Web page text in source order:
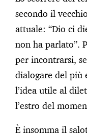
secondo il
attuale: “Dio ci
non ha parlato”.
per incontrarsi,
dialogare del più
l’idea utile al
l’estro del
È insomma il